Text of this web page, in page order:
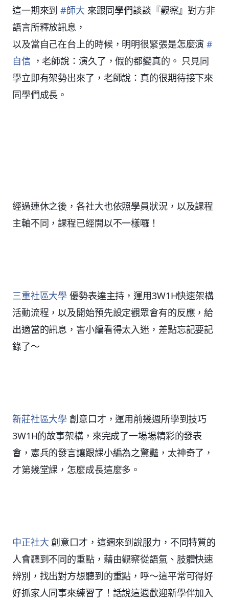
這一期來到#師大 來跟同學們談談『觀察』對方非
語言所釋放訊息，
以及當自己在台上的時候，明明很緊張是怎麼演#
自信 ，老師說：演久了，假的都變真的。 只見同
學立即有架勢出來了，老師說：真的很期待接下來
同學們成長。
經過連休之後，各社大也依照學員狀況，以及課程
主軸不同，課程已經開以不一樣囉！
三重社區大學 優勢表達主持，運用3W1H快速架構
活動流程，以及開始預先設定觀眾會有的反應，給
出適當的訊息，害小編看得太入迷，差點忘記要記
錄了～
新莊社區大學 創意口才，運用前幾週所學到技巧
3W1H的故事架構，來完成了一場場精彩的發表
會，憲兵的發言讓跟課小編為之驚豔，太神奇了，
才第幾堂課，怎麼成長這麼多。
中正社大 創意口才，這週來到說服力，不同特質的
人會聽到不同的重點，藉由觀察從語氣、肢體快速
辨別，找出對方想聽到的重點，呼～這平常可得好
好抓家人同事來練習了！話說這週歡迎新學伴加入